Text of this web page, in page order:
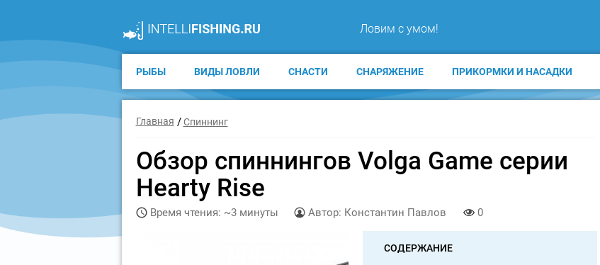
Ловим с умом!
РЫБЫ ВИДЫ ЛОВЛИ СНАСТИ СНАРЯЖЕНИЕ ПРИКОРМКИ И НАСАДКИ
Главная Спиннинг
Обзор спиннингов Volga Game серии
Hearty Rise
Время чтения: ~3 минуты Автор: Константин Павлов 0
СОДЕРЖАНИЕ